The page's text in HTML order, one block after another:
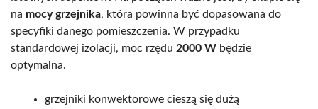
na mocy grzejnika, która powinna być dopasowana do
specyfiki danego pomieszczenia. W przypadku
standardowej izolacji, moc rzędu 2000 W będzie
optymalna.
grzejniki konwektorowe cieszą się dużą